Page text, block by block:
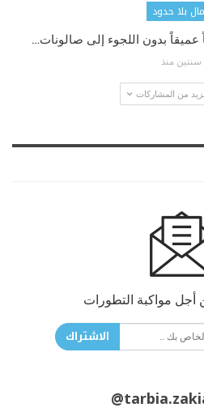
بلا حدود
بدون اللجوء إلى صالونات…
سنتين منذ
من المشاركات
أجل مواكبة التطورات
الاشتراك